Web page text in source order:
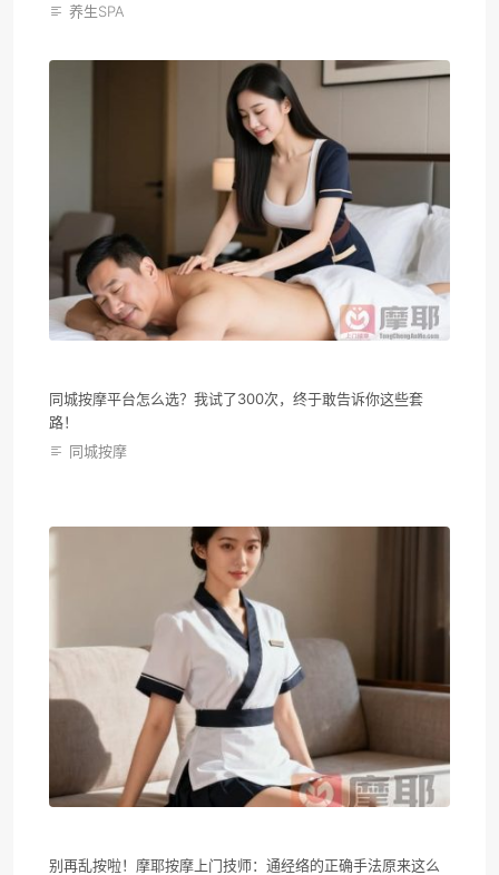
养生SPA
同城按摩平台怎么选？我试了300次，终于敢告诉你这些套
路！
同城按摩
别再乱按啦！摩耶按摩上门技师：通经络的正确手法原来这么